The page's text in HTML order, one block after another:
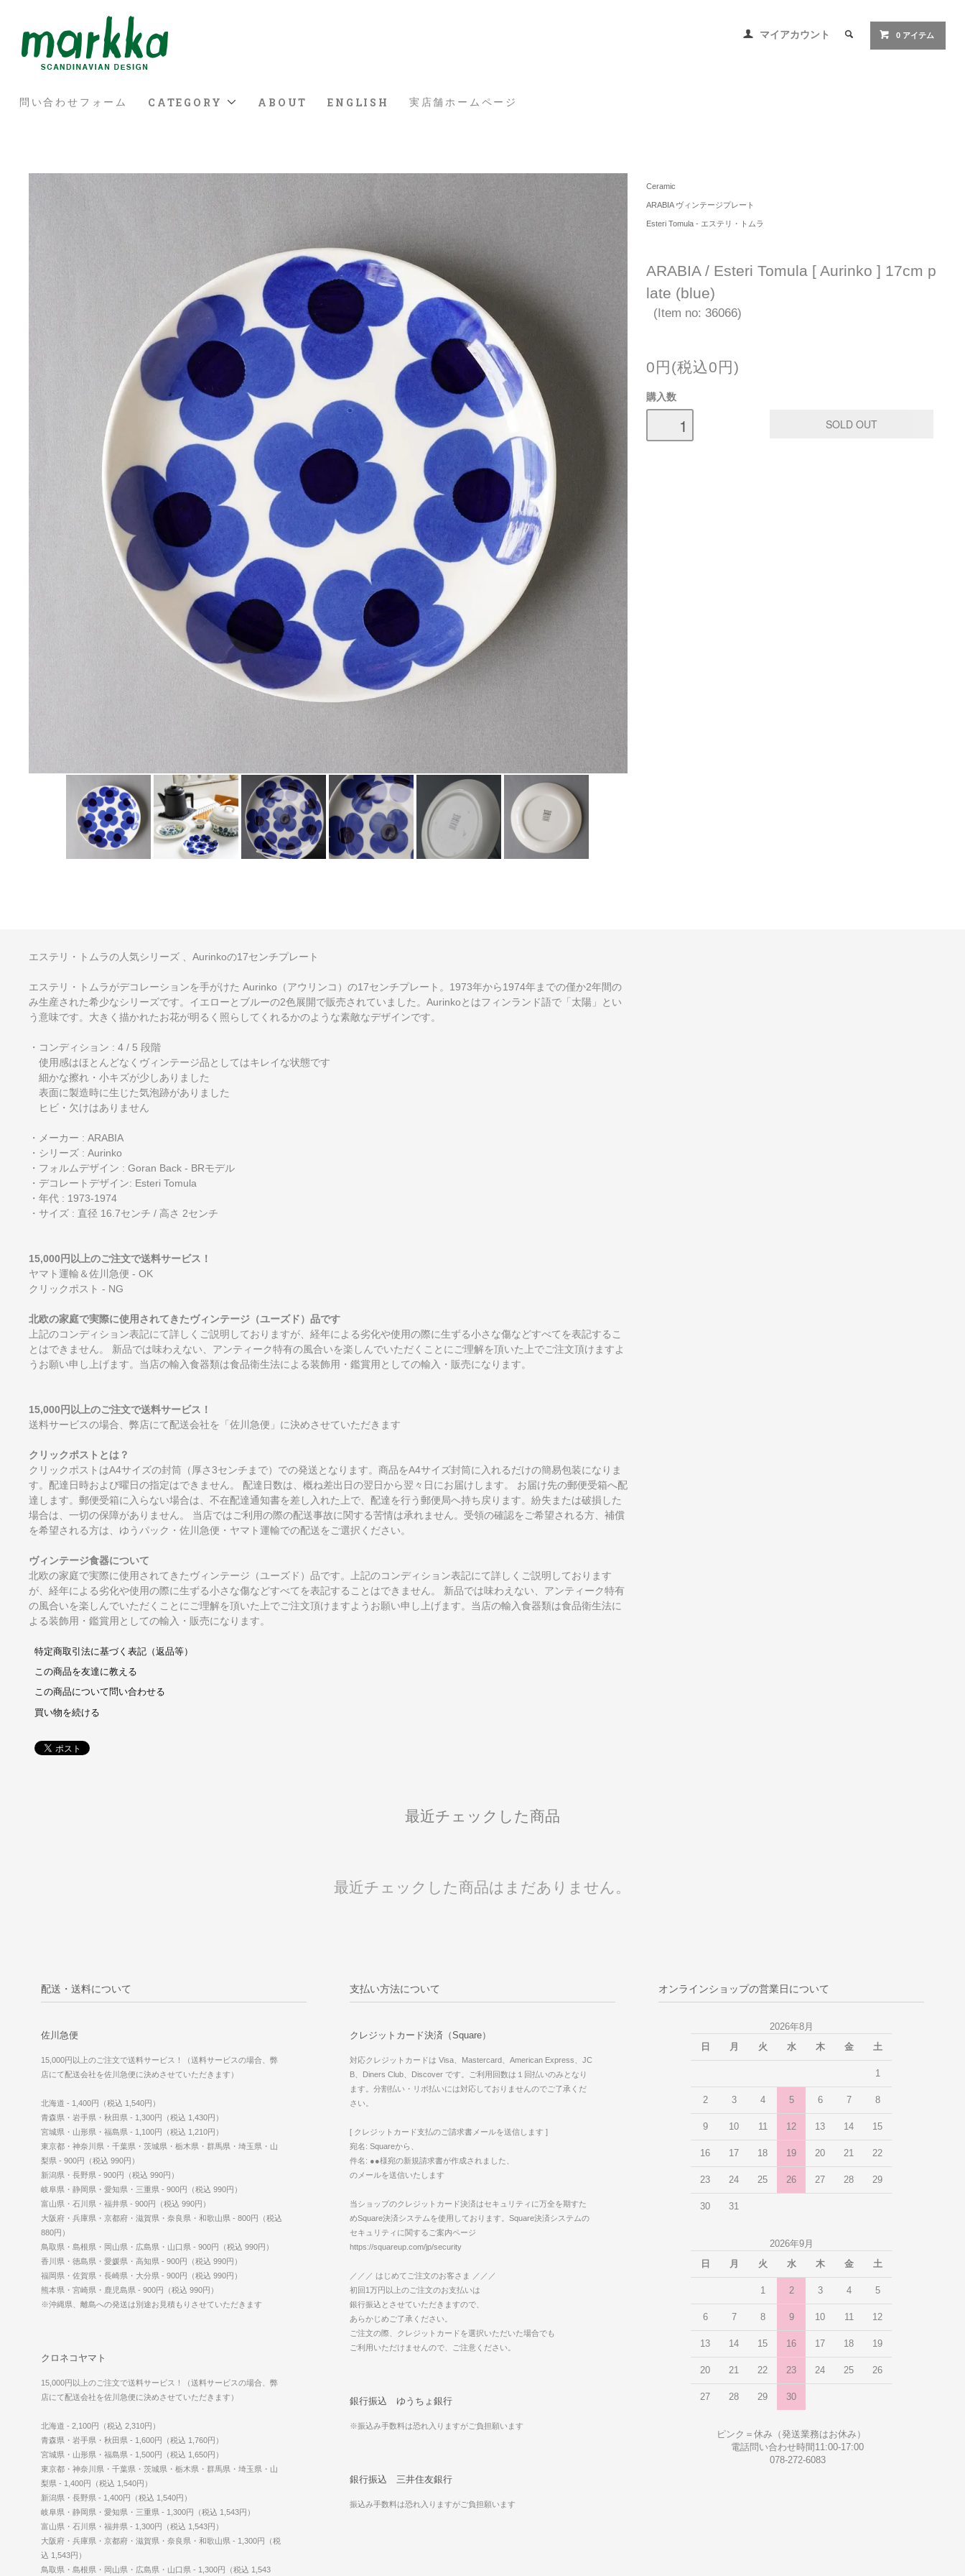
マイアカウント 0 アイテム
問い合わせフォーム CATEGORY ABOUT ENGLISH 実店舗ホームページ
Ceramic
ARABIA ヴィンテージプレート
Esteri Tomula - エステリ・トムラ
ARABIA / Esteri Tomula [ Aurinko ] 17cm p
late (blue)
(Item no: 36066)
0円(税込0円)
購入数
エステリ・トムラの人気シリーズ 、Aurinkoの17センチプレート
エステリ・トムラがデコレーションを手がけた Aurinko（アウリンコ）の17センチプレート。1973年から1974年までの僅か2年間の
み生産された希少なシリーズです。イエローとブルーの2色展開で販売されていました。Aurinkoとはフィンランド語で「太陽」とい
う意味です。大きく描かれたお花が明るく照らしてくれるかのような素敵なデザインです。
・コンディション : 4 / 5 段階
使用感はほとんどなくヴィンテージ品としてはキレイな状態です
細かな擦れ・小キズが少しありました
表面に製造時に生じた気泡跡がありました
ヒビ・欠けはありません
・メーカー : ARABIA
・シリーズ : Aurinko
・フォルムデザイン : Goran Back - BRモデル
・デコレートデザイン: Esteri Tomula
・年代 : 1973-1974
・サイズ : 直径 16.7センチ / 高さ 2センチ
15,000円以上のご注文で送料サービス！
ヤマト運輸＆佐川急便 - OK
クリックポスト - NG
北欧の家庭で実際に使用されてきたヴィンテージ（ユーズド）品です
上記のコンディション表記にて詳しくご説明しておりますが、経年による劣化や使用の際に生ずる小さな傷などすべてを表記するこ
とはできません。 新品では味わえない、アンティーク特有の風合いを楽しんでいただくことにご理解を頂いた上でご注文頂けますよ
うお願い申し上げます。当店の輸入食器類は食品衛生法による装飾用・鑑賞用としての輸入・販売になります。
15,000円以上のご注文で送料サービス！
送料サービスの場合、弊店にて配送会社を「佐川急便」に決めさせていただきます
クリックポストとは？
クリックポストはA4サイズの封筒（厚さ3センチまで）での発送となります。商品をA4サイズ封筒に入れるだけの簡易包装になりま
す。配達日時および曜日の指定はできません。 配達日数は、概ね差出日の翌日から翌々日にお届けします。 お届け先の郵便受箱へ配
達します。郵便受箱に入らない場合は、不在配達通知書を差し入れた上で、配達を行う郵便局へ持ち戻ります。紛失または破損した
場合は、一切の保障がありません。 当店ではご利用の際の配送事故に関する苦情は承れません。受領の確認をご希望される方、補償
を希望される方は、ゆうパック・佐川急便・ヤマト運輸での配送をご選択ください。
ヴィンテージ食器について
北欧の家庭で実際に使用されてきたヴィンテージ（ユーズド）品です。上記のコンディション表記にて詳しくご説明しております
が、経年による劣化や使用の際に生ずる小さな傷などすべてを表記することはできません。 新品では味わえない、アンティーク特有
の風合いを楽しんでいただくことにご理解を頂いた上でご注文頂けますようお願い申し上げます。当店の輸入食器類は食品衛生法に
よる装飾用・鑑賞用としての輸入・販売になります。
特定商取引法に基づく表記（返品等）
この商品を友達に教える
この商品について問い合わせる
買い物を続ける
最近チェックした商品
最近チェックした商品はまだありません。
配送・送料について
佐川急便
15,000円以上のご注文で送料サービス！（送料サービスの場合、弊
店にて配送会社を佐川急便に決めさせていただきます）
北海道 - 1,400円（税込 1,540円）
青森県・岩手県・秋田県 - 1,300円（税込 1,430円）
宮城県・山形県・福島県 - 1,100円（税込 1,210円）
東京都・神奈川県・千葉県・茨城県・栃木県・群馬県・埼玉県・山
梨県 - 900円（税込 990円）
新潟県・長野県 - 900円（税込 990円）
岐阜県・静岡県・愛知県・三重県 - 900円（税込 990円）
富山県・石川県・福井県 - 900円（税込 990円）
大阪府・兵庫県・京都府・滋賀県・奈良県・和歌山県 - 800円（税込
880円）
鳥取県・島根県・岡山県・広島県・山口県 - 900円（税込 990円）
香川県・徳島県・愛媛県・高知県 - 900円（税込 990円）
福岡県・佐賀県・長崎県・大分県 - 900円（税込 990円）
熊本県・宮崎県・鹿児島県 - 900円（税込 990円）
※沖縄県、離島への発送は別途お見積もりさせていただきます
クロネコヤマト
15,000円以上のご注文で送料サービス！（送料サービスの場合、弊
店にて配送会社を佐川急便に決めさせていただきます）
北海道 - 2,100円（税込 2,310円）
青森県・岩手県・秋田県 - 1,600円（税込 1,760円）
宮城県・山形県・福島県 - 1,500円（税込 1,650円）
東京都・神奈川県・千葉県・茨城県・栃木県・群馬県・埼玉県・山
梨県 - 1,400円（税込 1,540円）
新潟県・長野県 - 1,400円（税込 1,540円）
岐阜県・静岡県・愛知県・三重県 - 1,300円（税込 1,543円）
富山県・石川県・福井県 - 1,300円（税込 1,543円）
大阪府・兵庫県・京都府・滋賀県・奈良県・和歌山県 - 1,300円（税
込 1,543円）
鳥取県・島根県・岡山県・広島県・山口県 - 1,300円（税込 1,543
支払い方法について
クレジットカード決済（Square）
対応クレジットカードは Visa、Mastercard、American Express、JC
B、Diners Club、Discover です。ご利用回数は１回払いのみとなり
ます。分割払い・リボ払いには対応しておりませんのでご了承くだ
さい。
[ クレジットカード支払のご請求書メールを送信します ]
宛名: Squareから、
件名: ●●様宛の新規請求書が作成されました、
のメールを送信いたします
当ショップのクレジットカード決済はセキュリティに万全を期すた
めSquare決済システムを使用しております。Square決済システムの
セキュリティに関するご案内ページ
https://squareup.com/jp/security
／／／ はじめてご注文のお客さま ／／／
初回1万円以上のご注文のお支払いは
銀行振込とさせていただきますので、
あらかじめご了承ください。
ご注文の際、クレジットカードを選択いただいた場合でも
ご利用いただけませんので、ご注意ください。
銀行振込 ゆうちょ銀行
※振込み手数料は恐れ入りますがご負担願います
銀行振込 三井住友銀行
振込み手数料は恐れ入りますがご負担願います
オンラインショップの営業日について
2026年8月
日
月 火 水 木 金 土
1
2 3 4 5 6 7 8
9 10 11 12 13 14 15
16 17 18 19 20 21 22
23 24 25 26 27 28 29
30 31
2026年9月
日
月 火 水 木 金 土
1 2 3 4 5
6 7 8 9 10 11 12
13 14 15 16 17 18 19
20 21 22 23 24 25 26
27 28 29 30
ピンク＝休み（発送業務はお休み）
電話問い合わせ時間11:00-17:00
078-272-6083